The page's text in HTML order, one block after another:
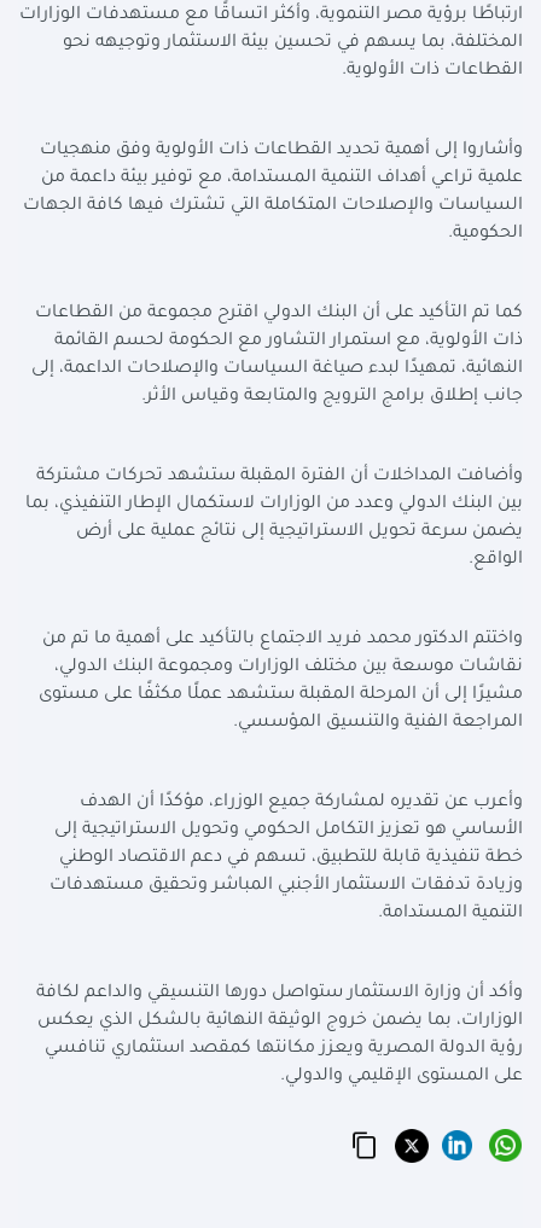
ارتباطًا برؤية مصر التنموية، وأكثر اتساقًا مع مستهدفات الوزارات
المختلفة، بما يسهم في تحسين بيئة الاستثمار وتوجيهه نحو
القطاعات ذات الأولوية.
وأشاروا إلى أهمية تحديد القطاعات ذات الأولوية وفق منهجيات
علمية تراعي أهداف التنمية المستدامة، مع توفير بيئة داعمة من
السياسات والإصلاحات المتكاملة التي تشترك فيها كافة الجهات
الحكومية.
كما تم التأكيد على أن البنك الدولي اقترح مجموعة من القطاعات
ذات الأولوية، مع استمرار التشاور مع الحكومة لحسم القائمة
النهائية، تمهيدًا لبدء صياغة السياسات والإصلاحات الداعمة، إلى
جانب إطلاق برامج الترويج والمتابعة وقياس الأثر.
وأضافت المداخلات أن الفترة المقبلة ستشهد تحركات مشتركة
بين البنك الدولي وعدد من الوزارات لاستكمال الإطار التنفيذي، بما
يضمن سرعة تحويل الاستراتيجية إلى نتائج عملية على أرض
الواقع.
واختتم الدكتور محمد فريد الاجتماع بالتأكيد على أهمية ما تم من
نقاشات موسعة بين مختلف الوزارات ومجموعة البنك الدولي،
مشيرًا إلى أن المرحلة المقبلة ستشهد عملًا مكثفًا على مستوى
المراجعة الفنية والتنسيق المؤسسي.
وأعرب عن تقديره لمشاركة جميع الوزراء، مؤكدًا أن الهدف
الأساسي هو تعزيز التكامل الحكومي وتحويل الاستراتيجية إلى
خطة تنفيذية قابلة للتطبيق، تسهم في دعم الاقتصاد الوطني
وزيادة تدفقات الاستثمار الأجنبي المباشر وتحقيق مستهدفات
التنمية المستدامة.
وأكد أن وزارة الاستثمار ستواصل دورها التنسيقي والداعم لكافة
الوزارات، بما يضمن خروج الوثيقة النهائية بالشكل الذي يعكس
رؤية الدولة المصرية ويعزز مكانتها كمقصد استثماري تنافسي
على المستوى الإقليمي والدولي.